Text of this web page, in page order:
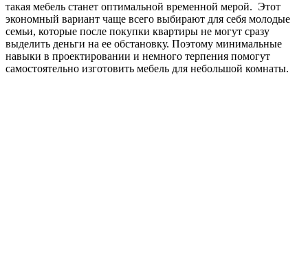
такая мебель станет оптимальной временной мерой. Этот
экономный вариант чаще всего выбирают для себя молодые
семьи, которые после покупки квартиры не могут сразу
выделить деньги на ее обстановку. Поэтому минимальные
навыки в проектировании и немного терпения помогут
самостоятельно изготовить мебель для небольшой комнаты.